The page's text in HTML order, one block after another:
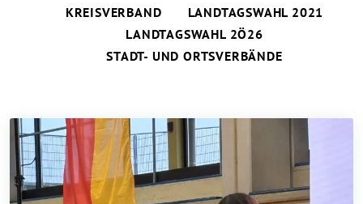
KREISVERBAND
LANDTAGSWAHL 2021
LANDTAGSWAHL 2Ö26
STADT- UND ORTSVERBÄNDE